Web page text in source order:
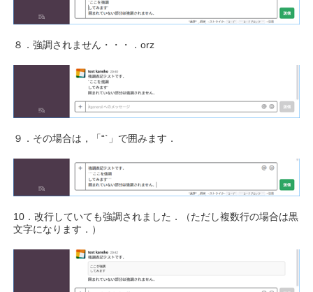
８．強調されません・・・．orz
９．その場合は，「“`」で囲みます．
10．改行していても強調されました．（ただし複数行の場合は黒
文字になります．）